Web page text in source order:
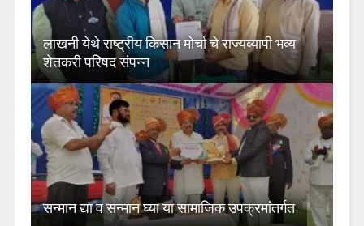
लाखनी येथे राष्ट्रीय किसान मोर्चा चे राज्यव्यापी भव्य
शेतकरी परिषद संपन्न
सन्मान द्या व सन्मान घ्या या सामाजिक उपक्रमांतर्गत